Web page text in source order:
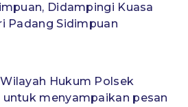
Didampingi Kuasa
Padang Sidimpuan
Hukum Polsek
menyampaikan pesan